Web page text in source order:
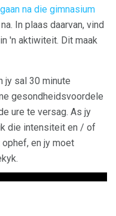
na die gimnasium
In plaas daarvan, vind
'n aktiwiteit. Dit maak
jy sal 30 minute
gesondheidsvoordele
ure te versag. As jy
die intensiteit en / of
en jy moet